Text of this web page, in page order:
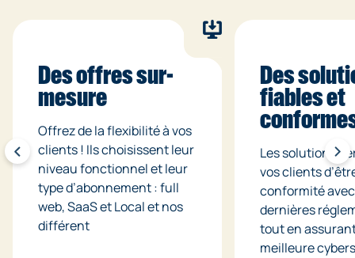
Des offres sur-
mesure
Offrez de la flexibilité à vos
clients ! Ils choisissent leur
niveau fonctionnel et leur
type d’abonnement : full
web, SaaS et Local et nos
différent
Des
fiables et
Les solutions
vos clients
conformité
dernières
tout en
meilleure